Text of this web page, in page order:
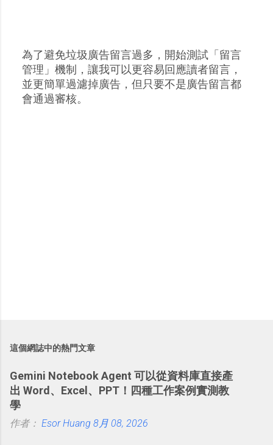
張
貼
留
為了避免垃圾廣告留言過多，開始測試「留言
管理」機制，讓我可以更容易回應讀者留言，
並更簡單過濾掉廣告，但只要不是廣告留言都
會通過審核。
這個網誌中的熱門文章
Gemini Notebook Agent 可以從資料庫直接產
出 Word、Excel、PPT！四種工作案例實測教
學
作者： Esor Huang 8月 08, 2026